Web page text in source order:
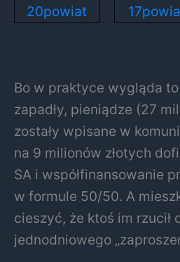
Bo w praktyce wygląda
zapadły, pieniądze (27
zostały wpisane w
na 9 milionów złotych
SA i współfinansowanie
w formule 50/50. A
cieszyć, że ktoś im rzucił
jednodniowego